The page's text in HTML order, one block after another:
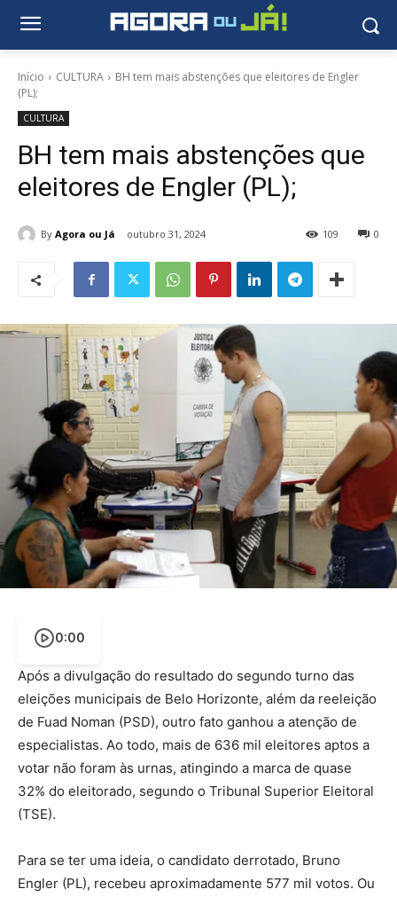
Início CULTURA
BH tem mais abstenções que eleitores de Engler
(PL);
CULTURA
BH tem mais abstenções que
eleitores de Engler (PL);
By Agora ou Já outubro 31, 2024 0
109
0:00
Após a divulgação do resultado do segundo turno das
eleições municipais de Belo Horizonte, além da reeleição
de Fuad Noman (PSD), outro fato ganhou a atenção de
especialistas. Ao todo, mais de 636 mil eleitores aptos a
votar não foram às urnas, atingindo a marca de quase
32% do eleitorado, segundo o Tribunal Superior Eleitoral
(TSE).
Para se ter uma ideia, o candidato derrotado, Bruno
Engler (PL), recebeu aproximadamente 577 mil votos. Ou